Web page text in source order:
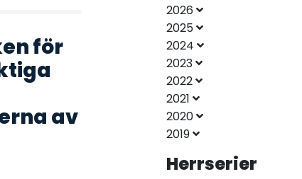
för
av
2026
2025
2024
2023
2022
2021
2020
2019
Herrserier